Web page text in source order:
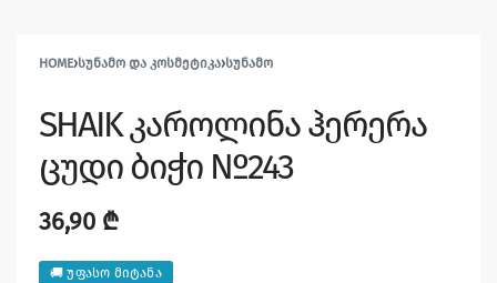
HOME›ᲡᲣᲜᲐᲛᲝ ᲓᲐ ᲙᲝᲡᲛᲔᲢᲘᲙᲐ›ᲡᲣᲜᲐᲛᲝ
SHAIK კაროლინა ჰერერა
ცუდი ბიჭი №243
36,90 ₾
🚚 უფასო მიტანა